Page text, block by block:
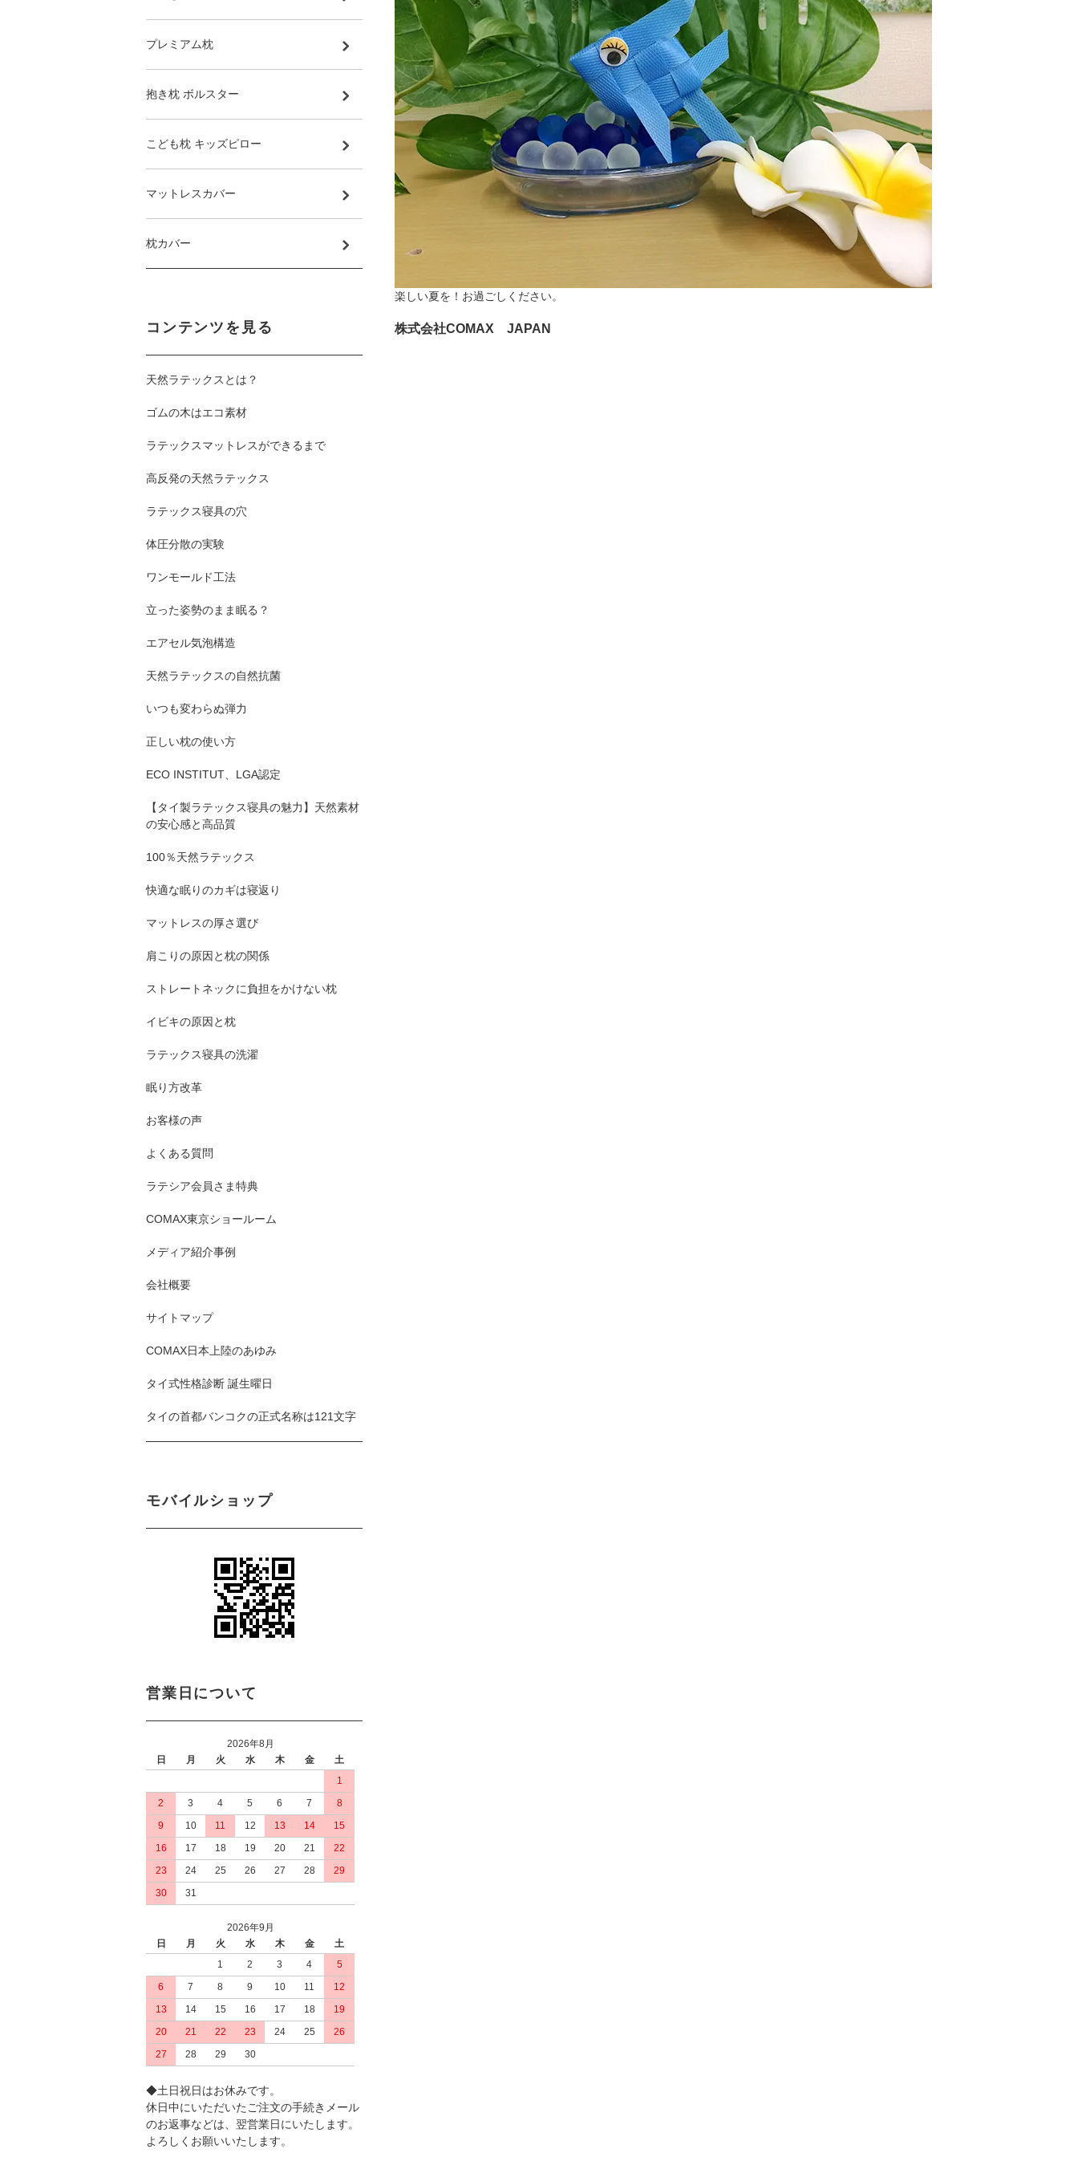
楽しい夏を！お過ごしください。
株式会社COMAX JAPAN
プレミアム枕
抱き枕 ボルスター
こども枕 キッズピロー
マットレスカバー
枕カバー
コンテンツを見る
天然ラテックスとは？
ゴムの木はエコ素材
ラテックスマットレスができるまで
高反発の天然ラテックス
ラテックス寝具の穴
体圧分散の実験
ワンモールド工法
立った姿勢のまま眠る？
エアセル気泡構造
天然ラテックスの自然抗菌
いつも変わらぬ弾力
正しい枕の使い方
ECO INSTITUT、LGA認定
【タイ製ラテックス寝具の魅力】天然素材
の安心感と高品質
100％天然ラテックス
快適な眠りのカギは寝返り
マットレスの厚さ選び
肩こりの原因と枕の関係
ストレートネックに負担をかけない枕
イビキの原因と枕
ラテックス寝具の洗濯
眠り方改革
お客様の声
よくある質問
ラテシア会員さま特典
COMAX東京ショールーム
メディア紹介事例
会社概要
サイトマップ
COMAX日本上陸のあゆみ
タイ式性格診断 誕生曜日
タイの首都バンコクの正式名称は121文字
モバイルショップ
営業日について
2026年8月
日
月 火 水 木 金
土
1
2
3 4 5 6 7
8
9
10 11 12 13 14
15
16
17 18 19 20 21
22
23
24 25 26 27 28
29
30
31
2026年9月
日
月 火 水 木 金
土
1
2 3 4
5
6
7 8 9 10 11
12
13
14 15 16 17 18
19
20
21 22 23 24 25
26
27
28 29 30
◆土日祝日はお休みです。
休日中にいただいたご注文の手続きメール
のお返事などは、翌営業日にいたします。
よろしくお願いいたします。